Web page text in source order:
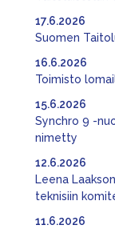
Suomen
17.6.2026
Toimisto
16.6.2026
Synchro 9 -
nimetty
15.6.2026
Leena
teknisiin
12.6.2026
11.6.2026